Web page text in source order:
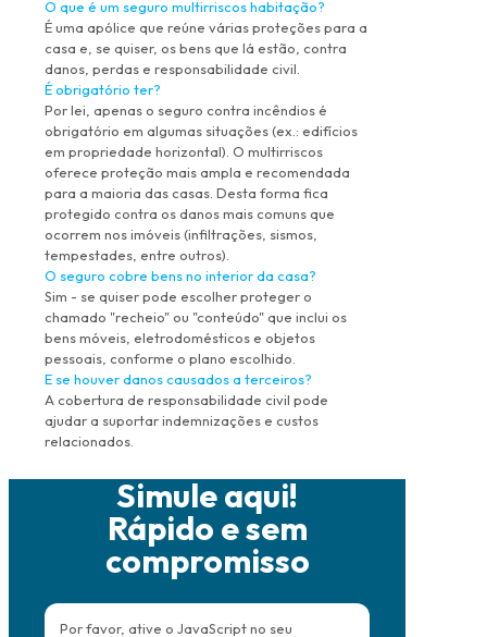
O que é um seguro multirriscos habitação?
É uma apólice que reúne várias proteções para a
casa e, se quiser, os bens que lá estão, contra
danos, perdas e responsabilidade civil.
É obrigatório ter?
Por lei, apenas o seguro contra incêndios é
obrigatório em algumas situações (ex.: edifícios
em propriedade horizontal). O multirriscos
oferece proteção mais ampla e recomendada
para a maioria das casas. Desta forma fica
protegido contra os danos mais comuns que
ocorrem nos imóveis (infiltrações, sismos,
tempestades, entre outros).
O seguro cobre bens no interior da casa?
Sim - se quiser pode escolher proteger o
chamado "recheio" ou "conteúdo" que inclui os
bens móveis, eletrodomésticos e objetos
pessoais, conforme o plano escolhido.
E se houver danos causados a terceiros?
A cobertura de responsabilidade civil pode
ajudar a suportar indemnizações e custos
relacionados.
Simule aqui!
Rápido e sem
compromisso
Por favor, ative o JavaScript no seu